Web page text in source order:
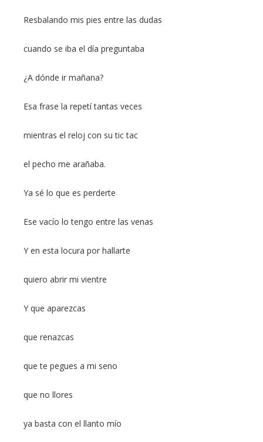
Resbalando mis pies entre las dudas
cuando se iba el día preguntaba
¿A dónde ir mañana?
Esa frase la repetí tantas veces
mientras el reloj con su tic tac
el pecho me arañaba.
Ya sé lo que es perderte
Ese vacío lo tengo entre las venas
Y en esta locura por hallarte
quiero abrir mi vientre
Y que aparezcas
que renazcas
que te pegues a mi seno
que no llores
ya basta con el llanto mío